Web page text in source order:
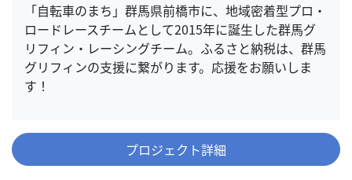
「自転車のまち」群馬県前橋市に、地域密着型プロ・
ロードレースチームとして2015年に誕生した群馬グ
リフィン・レーシングチーム。ふるさと納税は、群馬
グリフィンの支援に繋がります。応援をお願いしま
す！
プロジェクト詳細